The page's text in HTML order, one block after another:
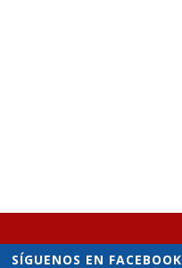
SÍGUENOS EN FACEBOOK